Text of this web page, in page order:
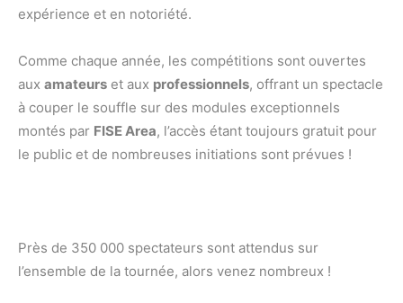
expérience et en notoriété.
Comme chaque année, les compétitions sont ouvertes
aux amateurs et aux professionnels, offrant un spectacle
à couper le souffle sur des modules exceptionnels
montés par FISE Area, l’accès étant toujours gratuit pour
le public et de nombreuses initiations sont prévues !
Près de 350 000 spectateurs sont attendus sur
l’ensemble de la tournée, alors venez nombreux !